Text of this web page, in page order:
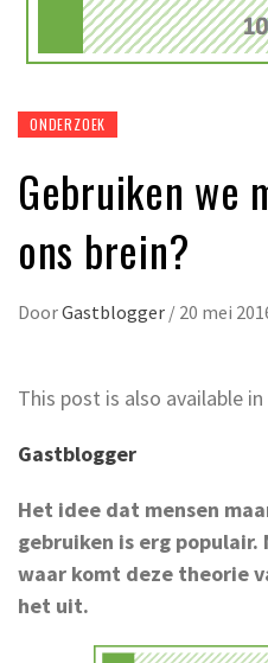
ONDERZOEK
Gebruiken we
ons brein?
DoorGastblogger / 20 mei
This post is also available in
Gastblogger
Het idee dat mensen
gebruiken is erg populair.
waar komt deze theorie
het uit.